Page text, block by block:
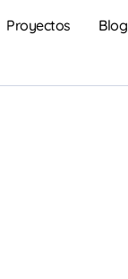
Proyectos Blog